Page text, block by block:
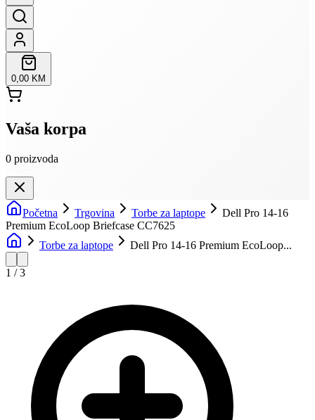
0,00 KM
Vaša korpa
0 proizvoda
Početna Trgovina Torbe za laptope
Dell Pro 14-16
Premium EcoLoop Briefcase CC7625
Torbe za laptope
Dell Pro 14-16 Premium EcoLoop...
1 /3